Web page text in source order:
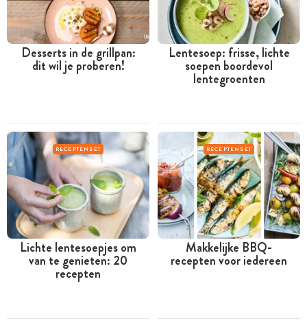
Desserts in de grillpan:
dit wil je proberen!
Lentesoep: frisse, lichte
soepen boordevol
lentegroenten
RECEPTENSET
Lichte lentesoepjes om
van te genieten: 20
recepten
RECEPTENSET
Makkelijke BBQ-
recepten voor iedereen